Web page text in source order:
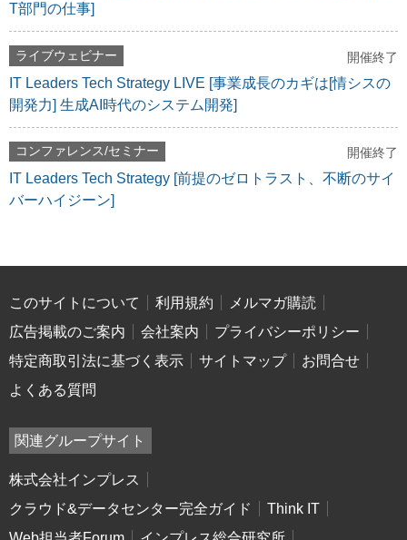
T部門の仕事]
ライブウェビナー 開催終了
IT Leaders Tech Strategy LIVE [事業成長のカギは[情シスの
開発力] 生成AI時代のシステム開発]
コンファレンス/セミナー 開催終了
IT Leaders Tech Strategy [前提のゼロトラスト、不断のサイ
バーハイジーン]
このサイトについて 利用規約
メルマガ購読
広告掲載のご案内
会社案内
プライバシーポリシー
特定商取引法に基づく表示
サイトマップ
お問合せ
よくある質問
関連グループサイト
株式会社インプレス
クラウド&データセンター完全ガイド
Think IT